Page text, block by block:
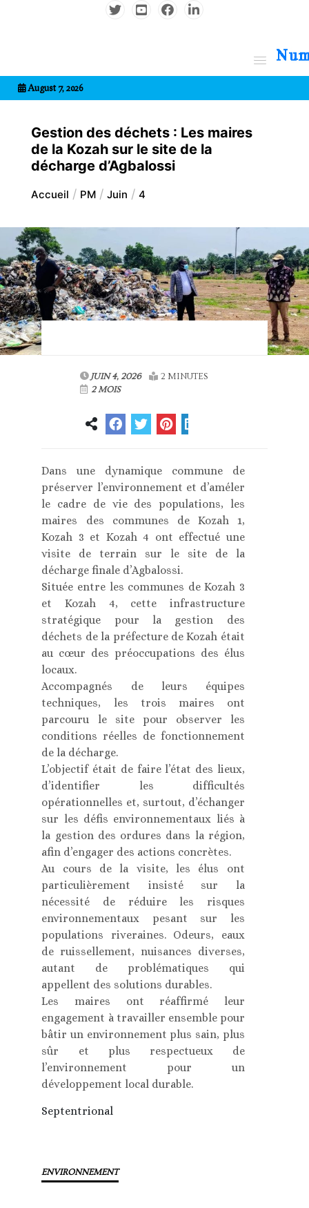
August 7, 2026
Gestion des déchets : Les maires
de la Kozah sur le site de la
décharge d’Agbalossi
Accueil PM Juin 4
JUIN 4, 2026
2 MINUTES
2 MOIS
Dans une dynamique commune de
préserver l’environnement et d’améler
le cadre de vie des populations, les
maires des communes de Kozah 1,
Kozah 3 et Kozah 4 ont effectué une
visite de terrain sur le site de la
décharge finale d’Agbalossi.
Située entre les communes de Kozah 3
et Kozah 4, cette infrastructure
stratégique pour la gestion des
déchets de la préfecture de Kozah était
au cœur des préoccupations des élus
locaux.
Accompagnés de leurs équipes
techniques, les trois maires ont
parcouru le site pour observer les
conditions réelles de fonctionnement
de la décharge.
L’objectif était de faire l’état des lieux,
d’identifier les difficultés
opérationnelles et, surtout, d’échanger
sur les défis environnementaux liés à
la gestion des ordures dans la région,
afin d’engager des actions concrètes.
Au cours de la visite, les élus ont
particulièrement insisté sur la
nécessité de réduire les risques
environnementaux pesant sur les
populations riveraines. Odeurs, eaux
de ruissellement, nuisances diverses,
autant de problématiques qui
appellent des solutions durables.
Les maires ont réaffirmé leur
engagement à travailler ensemble pour
bâtir un environnement plus sain, plus
sûr et plus respectueux de
l’environnement pour un
développement local durable.
Septentrional
ENVIRONNEMENT